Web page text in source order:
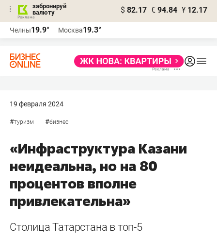
забронируй
валюту
$ 82.17 € 94.84 ¥ 12.17
Челны19.9° Москва19.3°
19 февраля 2024
#туризм #бизнес
«Инфраструктура Казани
неидеальна, но на 80
процентов вполне
привлекательна»
Столица Татарстана в топ-5